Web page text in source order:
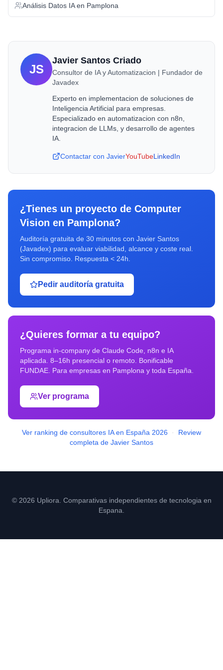
Análisis Datos IAen Pamplona
JS
Javier Santos Criado
Consultor de IA y Automatizacion | Fundador de
Javadex
Experto en implementacion de soluciones de
Inteligencia Artificial para empresas.
Especializado en automatizacion con n8n,
integracion de LLMs, y desarrollo de agentes
IA.
Contactar con JavierYouTubeLinkedIn
¿Tienes un proyecto de Computer
Vision en Pamplona?
Auditoría gratuita de 30 minutos con Javier Santos
(Javadex) para evaluar viabilidad, alcance y coste real.
Sin compromiso. Respuesta < 24h.
Pedir auditoría gratuita
¿Quieres formar a tu equipo?
Programa in-company de Claude Code, n8n e IA
aplicada. 8–16h presencial o remoto. Bonificable
FUNDAE. Para empresas en Pamplona y toda España.
Ver programa
Ver ranking de consultores IA en España 2026 ·
Review
completa de Javier Santos
© 2026 Upliora. Comparativas independientes de tecnologia en
Espana.